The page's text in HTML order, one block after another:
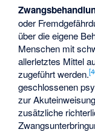
oder
über die eigene
Menschen mit
allerletztes Mittel
zugeführt werden.[
geschlossenen
zur
zusätzliche